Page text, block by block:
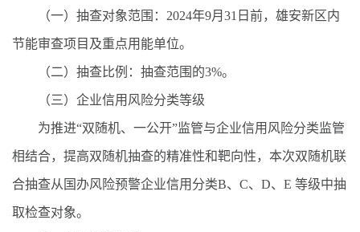
（一）抽查对象范围：2024年9月31日前，雄安新区内
节能审查项目及重点用能单位。
（二）抽查比例：抽查范围的3%。
（三）企业信用风险分类等级
为推进“双随机、一公开”监管与企业信用风险分类监管
相结合，提高双随机抽查的精准性和靶向性，本次双随机联
合抽查从国办风险预警企业信用分类B、C、D、E 等级中抽
取检查对象。